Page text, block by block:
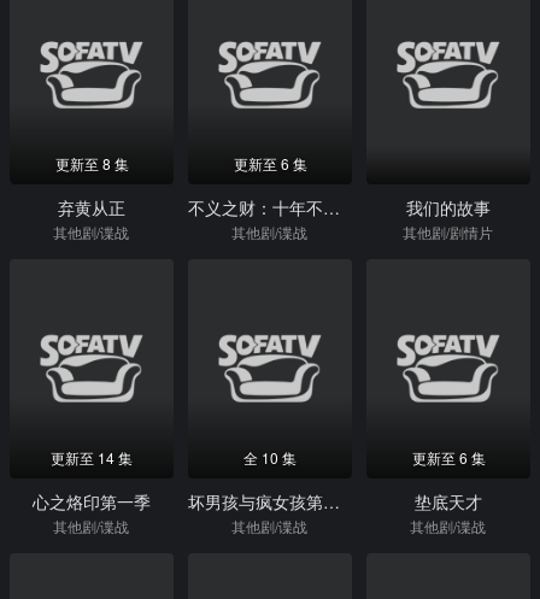
更新至 8 集
弃黄从正
其他剧/谍战
更新至 6 集
不义之财：十年不晚第二季
其他剧/谍战
我们的故事
其他剧/剧情片
更新至 14 集
心之烙印第一季
其他剧/谍战
全 10 集
坏男孩与疯女孩第一季
其他剧/谍战
更新至 6 集
垫底天才
其他剧/谍战